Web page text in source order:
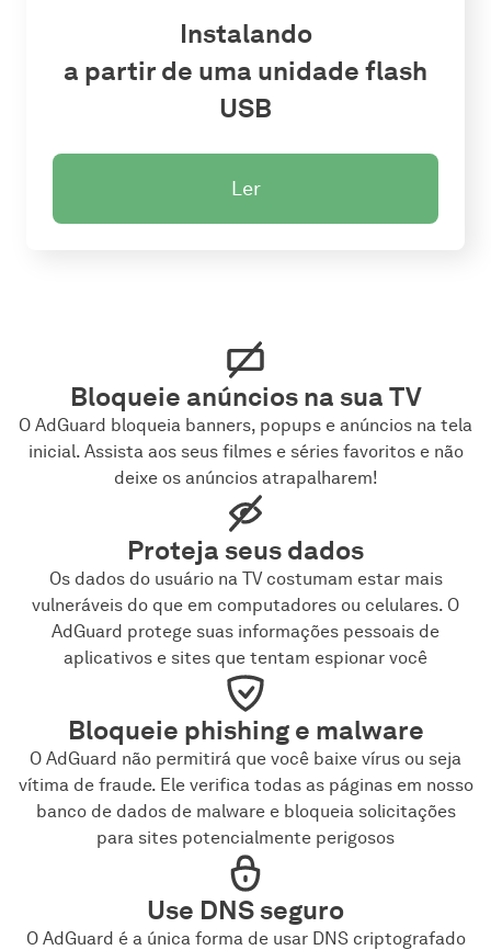
Instalando
a partir de uma unidade flash
USB
Ler
Bloqueie anúncios na sua TV
O AdGuard bloqueia banners, popups e anúncios na tela
inicial. Assista aos seus filmes e séries favoritos e não
deixe os anúncios atrapalharem!
Proteja seus dados
Os dados do usuário na TV costumam estar mais
vulneráveis do que em computadores ou celulares. O
AdGuard protege suas informações pessoais de
aplicativos e sites que tentam espionar você
Bloqueie phishing e malware
O AdGuard não permitirá que você baixe vírus ou seja
vítima de fraude. Ele verifica todas as páginas em nosso
banco de dados de malware e bloqueia solicitações
para sites potencialmente perigosos
Use DNS seguro
O AdGuard é a única forma de usar DNS criptografado